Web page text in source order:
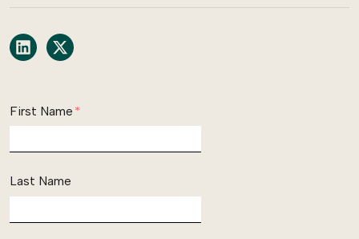
Share on LinkedIn
Share on X
First Name *
Last Name